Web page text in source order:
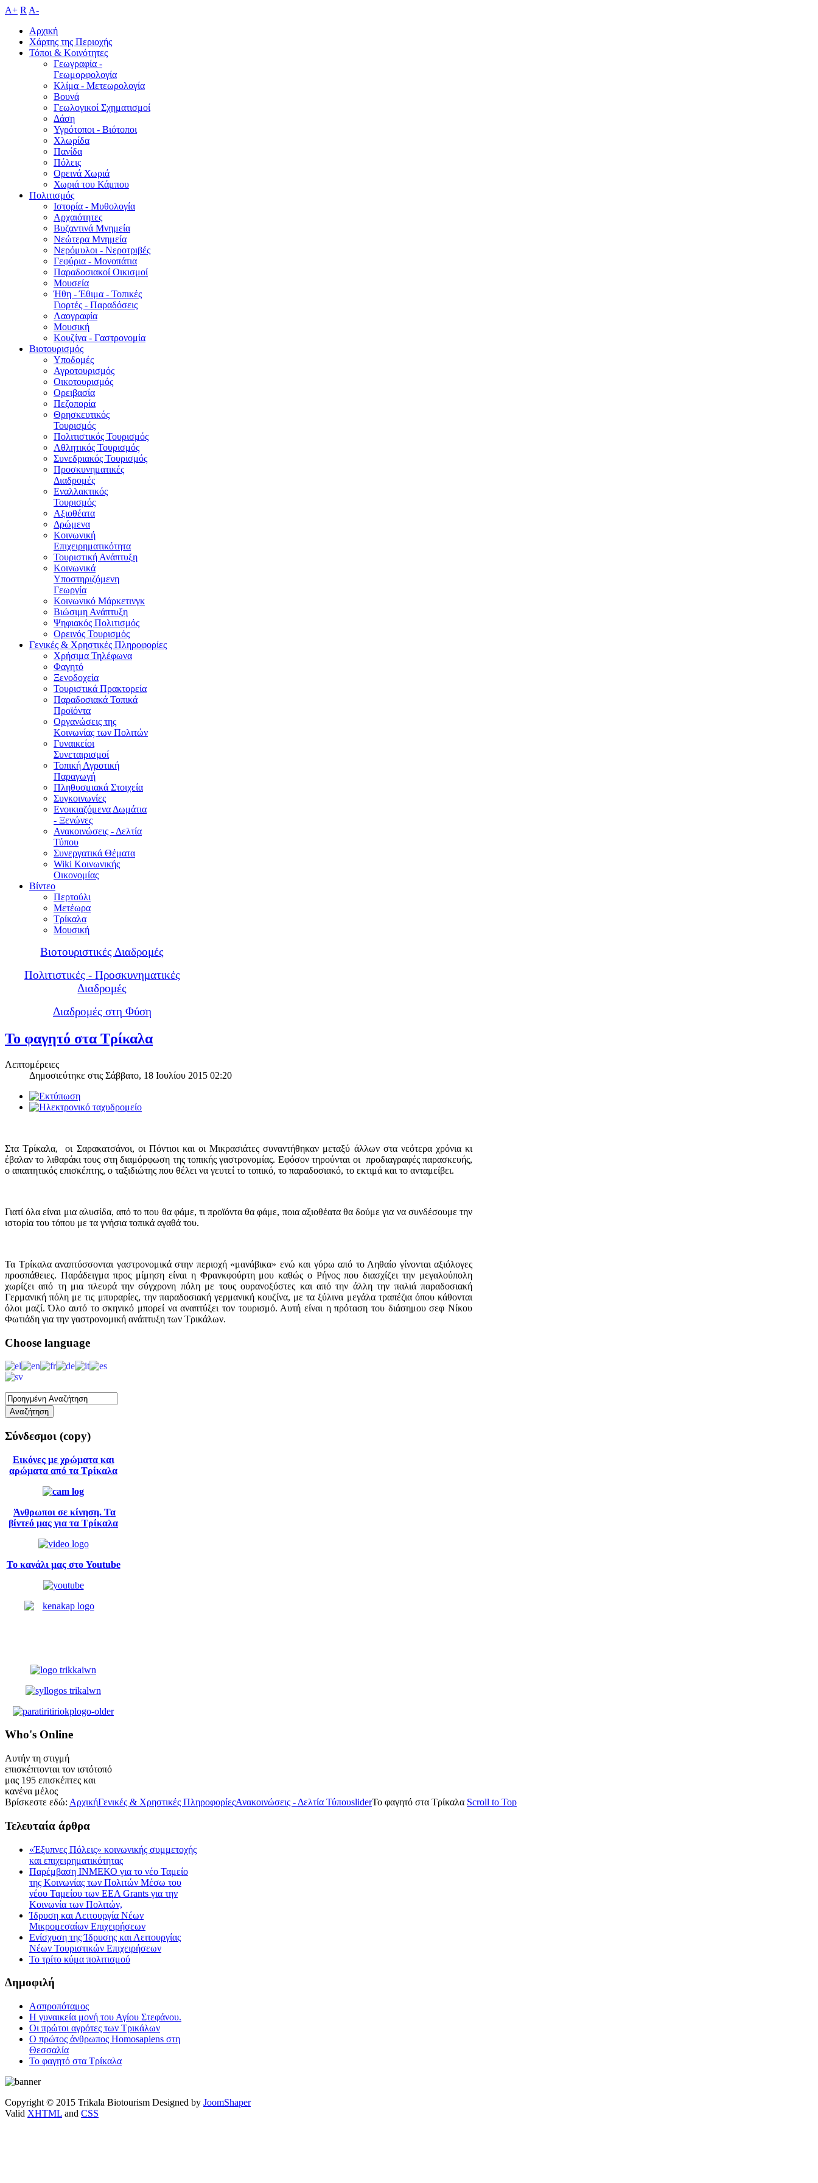
A+ R A-
Αρχική
Χάρτης της Περιοχής
Τόποι & Κοινότητες
Γεωγραφία -
Γεωμορφολογία
Κλίμα - Mετεωρολογία
Βουνά
Γεωλογικοί Σχηματισμοί
Δάση
Υγρότοποι - Βιότοποι
Χλωρίδα
Πανίδα
Πόλεις
Ορεινά Χωριά
Χωριά του Κάμπου
Πολιτισμός
Ιστορία - Μυθολογία
Αρχαιότητες
Βυζαντινά Μνημεία
Νεώτερα Μνημεία
Νερόμυλοι - Nεροτριβές
Γεφύρια - Μονοπάτια
Παραδοσιακοί Οικισμοί
Μουσεία
Ήθη - Έθιμα - Τοπικές
Γιορτές - Παραδόσεις
Λαογραφία
Μουσική
Κουζίνα - Γαστρονομία
Βιοτουρισμός
Υποδομές
Αγροτουρισμός
Οικοτουρισμός
Ορειβασία
Πεζοπορία
Θρησκευτικός
Τουρισμός
Πολιτιστικός Τουρισμός
Αθλητικός Τουρισμός
Συνεδριακός Τουρισμός
Προσκυνηματικές
Διαδρομές
Εναλλακτικός
Τουρισμός
Αξιοθέατα
Δρώμενα
Κοινωνική
Επιχειρηματικότητα
Τουριστική Ανάπτυξη
Κοινωνικά
Υποστηριζόμενη
Γεωργία
Κοινωνικό Μάρκετινγκ
Βιώσιμη Ανάπτυξη
Ψηφιακός Πολιτισμός
Ορεινός Τουρισμός
Γενικές & Χρηστικές Πληροφορίες
Χρήσιμα Τηλέφωνα
Φαγητό
Ξενοδοχεία
Τουριστικά Πρακτορεία
Παραδοσιακά Τοπικά
Προϊόντα
Οργανώσεις της
Κοινωνίας των Πολιτών
Γυναικείοι
Συνεταιρισμοί
Τοπική Αγροτική
Παραγωγή
Πληθυσμιακά Στοιχεία
Συγκοινωνίες
Ενοικιαζόμενα Δωμάτια
- Ξενώνες
Ανακοινώσεις - Δελτία
Τύπου
Συνεργατικά Θέματα
Wiki Κοινωνικής
Οικονομίας
Βίντεο
Περτούλι
Μετέωρα
Τρίκαλα
Μουσική
Βιοτουριστικές Διαδρομές
Πολιτιστικές - Προσκυνηματικές
Διαδρομές
Διαδρομές στη Φύση
Το φαγητό στα Τρίκαλα
Λεπτομέρειες
Δημοσιεύτηκε στις Σάββατο, 18 Ιουλίου 2015 02:20
Στα Τρίκαλα, οι Σαρακατσάνοι, οι Πόντιοι και οι Μικρασιάτες συναντήθηκαν μεταξύ άλλων στα νεότερα χρόνια κι
έβαλαν το λιθαράκι τους στη διαμόρφωση της τοπικής γαστρονομίας. Eφόσον τηρούνται οι προδιαγραφές παρασκευής,
ο απαιτητικός επισκέπτης, ο ταξιδιώτης που θέλει να γευτεί το τοπικό, το παραδοσιακό, το εκτιμά και το ανταμείβει.
Γιατί όλα είναι μια αλυσίδα, από το που θα φάμε, τι προϊόντα θα φάμε, ποια αξιοθέατα θα δούμε για να συνδέσουμε την
ιστορία του τόπου με τα γνήσια τοπικά αγαθά του.
Τα Τρίκαλα αναπτύσσονται γαστρονομικά στην περιοχή «μανάβικα» ενώ και γύρω από το Ληθαίο γίνονται αξιόλογες
προσπάθειες. Παράδειγμα προς μίμηση είναι η Φρανκφούρτη μου καθώς ο Ρήνος που διασχίζει την μεγαλούπολη
χωρίζει από τη μια πλευρά την σύγχρονη πόλη με τους ουρανοξύστες και από την άλλη την παλιά παραδοσιακή
Γερμανική πόλη με τις μπυραρίες, την παραδοσιακή γερμανική κουζίνα, με τα ξύλινα μεγάλα τραπέζια όπου κάθονται
όλοι μαζί. Όλο αυτό το σκηνικό μπορεί να αναπτύξει τον τουρισμό. Αυτή είναι η πρόταση του διάσημου σεφ Νίκου
Φωτιάδη για την γαστρονομική ανάπτυξη των Τρικάλων.
Choose language
Σύνδεσμοι (copy)
Εικόνες με χρώματα και
αρώματα από τα Τρίκαλα
Άνθρωποι σε κίνηση. Τα
βίντεό μας για τα Τρίκαλα
Το κανάλι μας στο Youtube
Who's Online
Αυτήν τη στιγμή
επισκέπτονται τον ιστότοπό
μας 195 επισκέπτες και
κανένα μέλος
Βρίσκεστε εδώ: ΑρχικήΓενικές & Χρηστικές ΠληροφορίεςΑνακοινώσεις - Δελτία ΤύπουsliderΤο φαγητό στα Τρίκαλα Scroll to Top
Τελευταία άρθρα
«Έξυπνες Πόλεις» κοινωνικής συμμετοχής
και επιχειρηματικότητας
Παρέμβαση ΙΝΜΕΚΟ για το νέο Ταμείο
της Κοινωνίας των Πολιτών Μέσω του
νέου Ταμείου των ΕΕΑ Grants για την
Κοινωνία των Πολιτών,
Ίδρυση και Λειτουργία Νέων
Μικρομεσαίων Επιχειρήσεων
Ενίσχυση της Ίδρυσης και Λειτουργίας
Νέων Τουριστικών Επιχειρήσεων
Το τρίτο κύμα πολιτισμού
Δημοφιλή
Ασπροπόταμος
Η γυναικεία μονή του Αγίου Στεφάνου.
Οι πρώτοι αγρότες των Τρικάλων
Ο πρώτος άνθρωπος Homosapiens στη
Θεσσαλία
Το φαγητό στα Τρίκαλα
Copyright © 2015 Trikala Biotourism Designed by JoomShaper
Valid XHTML and CSS